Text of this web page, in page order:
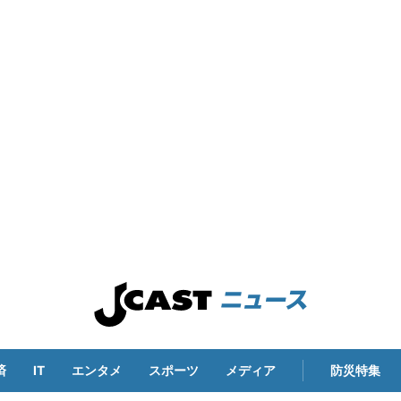
IT エンタメ スポーツ メディア 防災特集